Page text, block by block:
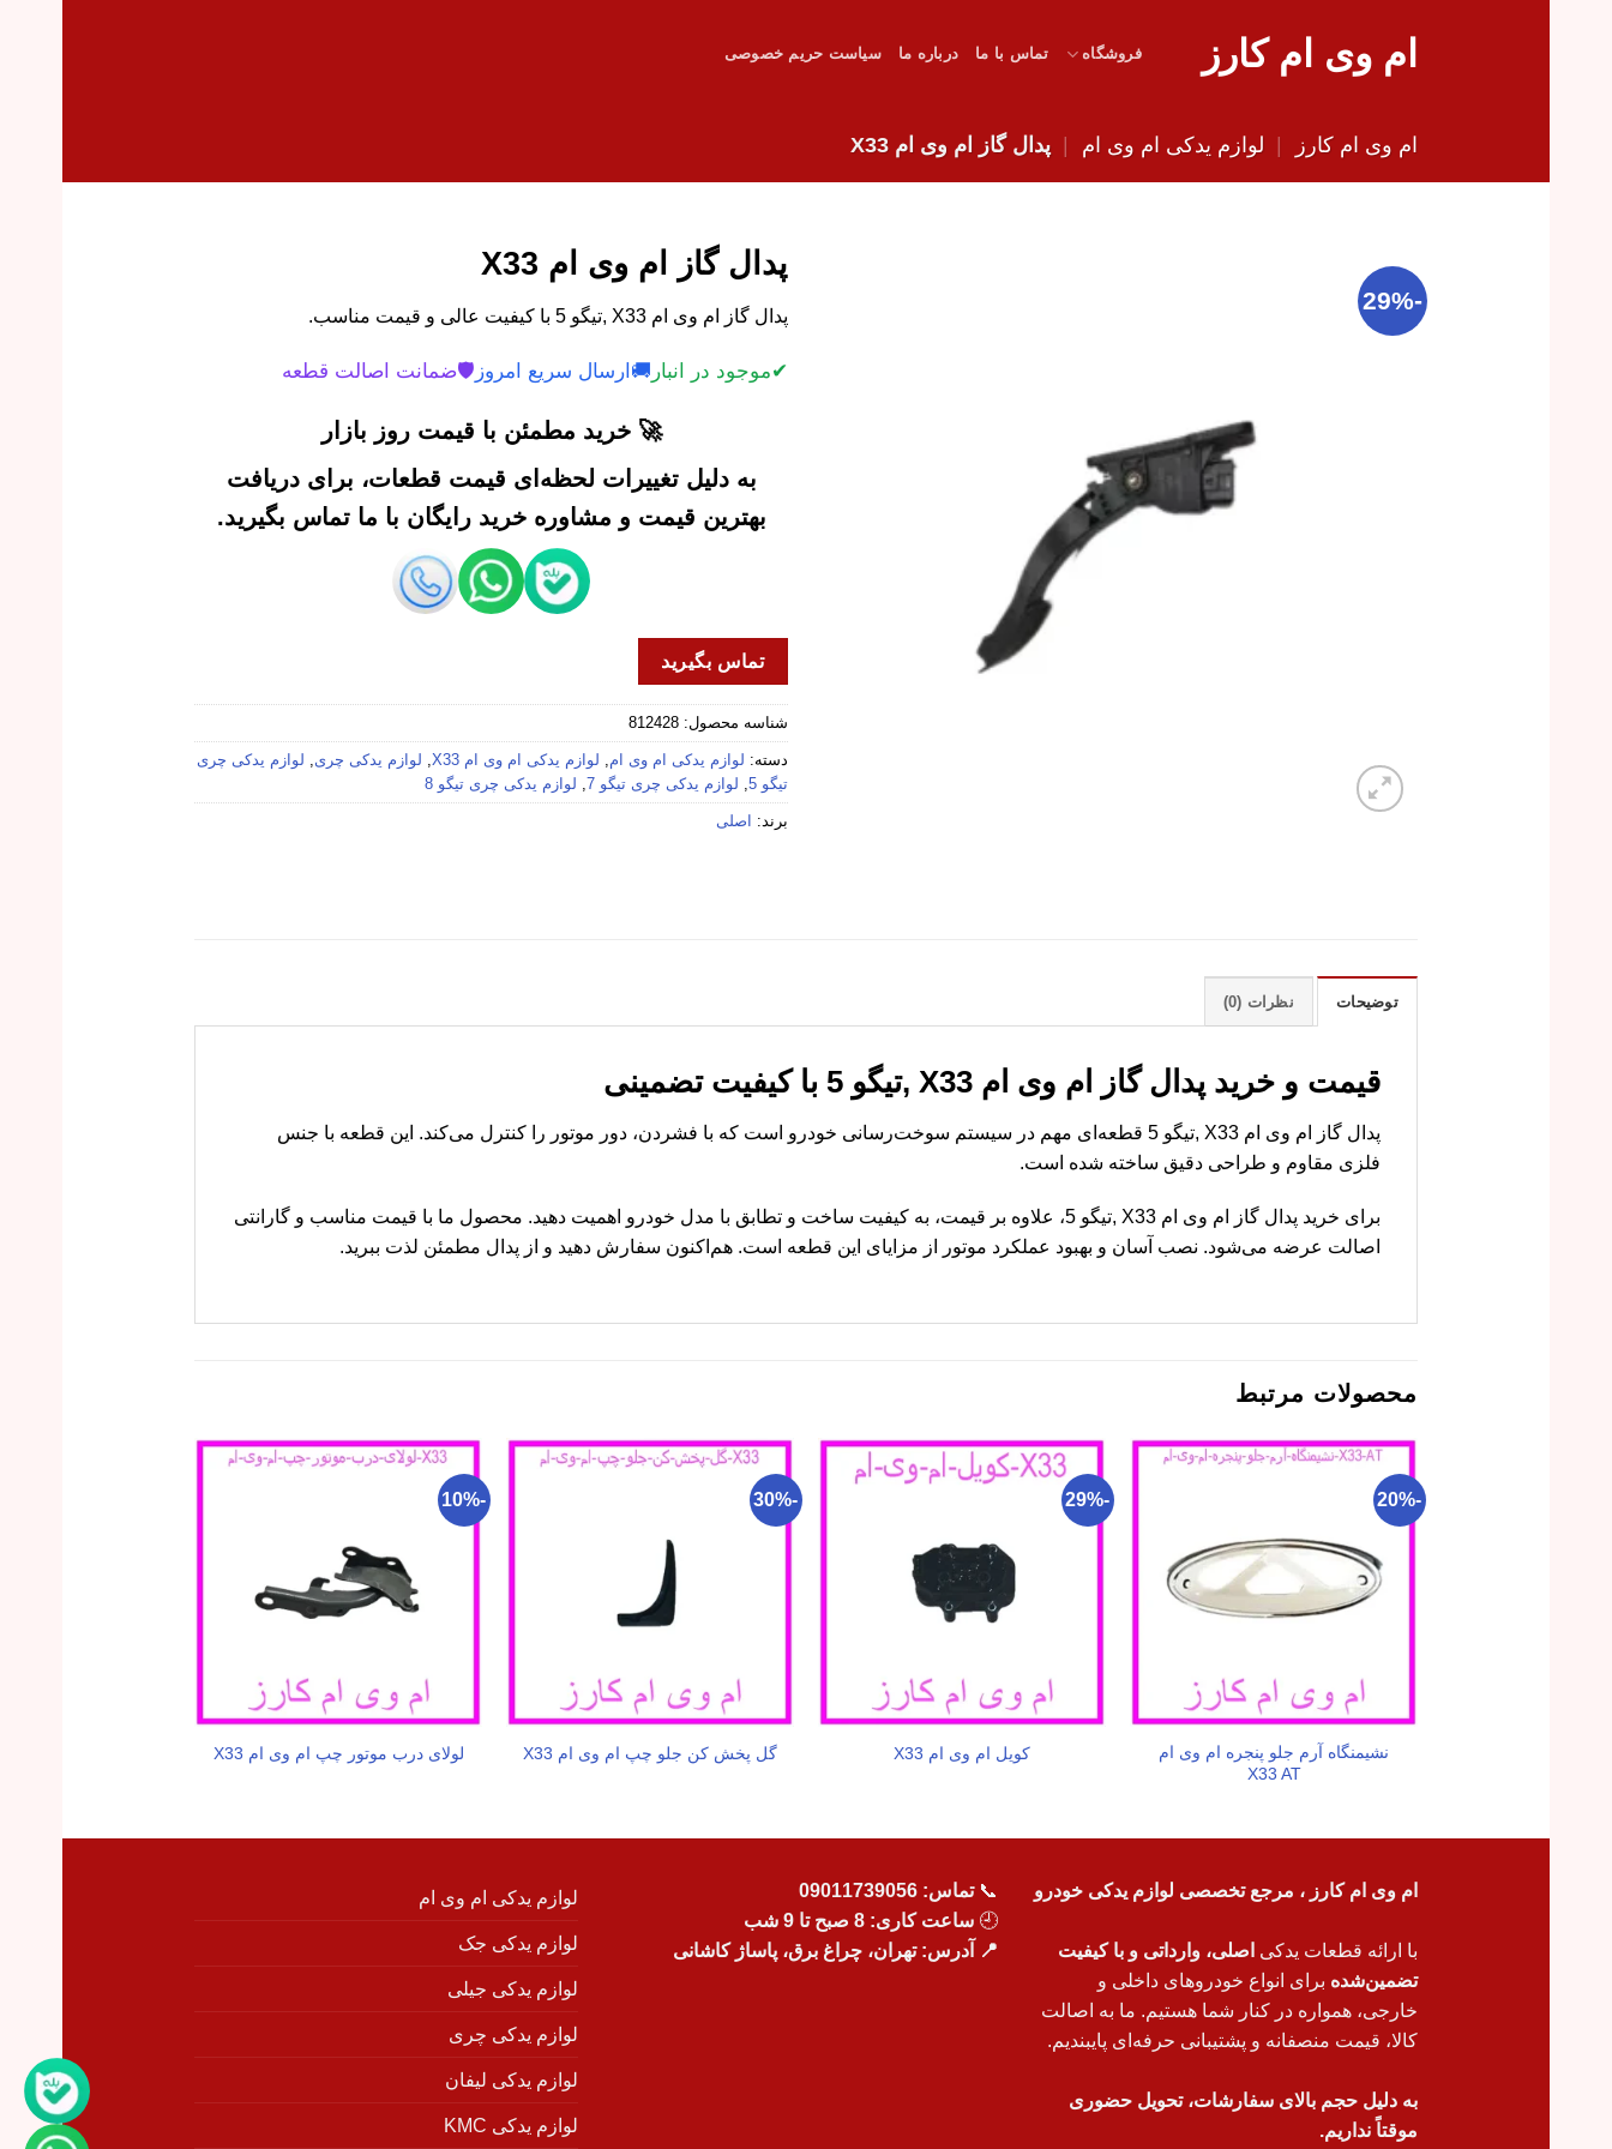
ام وی ام کارز فروشگاه تماس با ما درباره ما سیاست حریم خصوصی
ام وی ام کارز | لوازم یدکی ام وی ام | پدال گاز ام وی ام X33
-29%
پدال گاز ام وی ام X33
پدال گاز ام وی ام X33 ,تیگو 5 با کیفیت عالی و قیمت مناسب.
✔موجود در انبار 🚚 ارسال سریع امروز 🛡️ضمانت اصالت قطعه
🚀 خرید مطمئن با قیمت روز بازار
به دلیل تغییرات لحظه‌ای قیمت قطعات، برای دریافت
بهترین قیمت و مشاوره خرید رایگان با ما تماس بگیرید.
تماس بگیرید
شناسه محصول: 812428
دسته: لوازم یدکی ام وی ام لوازم یدکی ام وی ام X33 لوازم یدکی چری
لوازم یدکی چری
تیگو 5
لوازم یدکی چری تیگو 7 لوازم یدکی چری تیگو 8
برند: اصلی
توضیحات نظرات (0)
قیمت و خرید پدال گاز ام وی ام X33 ,تیگو 5 با کیفیت تضمینی
پدال گاز ام وی ام X33 ,تیگو 5 قطعه‌ای مهم در سیستم سوخت‌رسانی خودرو است که با فشردن، دور موتور را کنترل می‌کند. این قطعه با جنس
فلزی مقاوم و طراحی دقیق ساخته شده است.
برای خرید پدال گاز ام وی ام X33 ,تیگو 5، علاوه بر قیمت، به کیفیت ساخت و تطابق با مدل خودرو اهمیت دهید. محصول ما با قیمت مناسب و گارانتی
اصالت عرضه می‌شود. نصب آسان و بهبود عملکرد موتور از مزایای این قطعه است. هم‌اکنون سفارش دهید و از پدال مطمئن لذت ببرید.
محصولات مرتبط
-20%
نشیمنگاه آرم جلو پنجره ام وی ام
X33 AT
-29%
کویل ام وی ام X33
-30%
گل پخش کن جلو چپ ام وی ام X33
-10%
لولای درب موتور چپ ام وی ام X33
ام وی ام کارز ، مرجع تخصصی لوازم یدکی خودرو
با ارائه قطعات یدکی اصلی، وارداتی و با کیفیت
تضمین‌شده برای انواع خودروهای داخلی و
خارجی، همواره در کنار شما هستیم. ما به اصالت
کالا، قیمت منصفانه و پشتیبانی حرفه‌ای پایبندیم.
به دلیل حجم بالای سفارشات، تحویل حضوری
موقتاً نداریم.
📞تماس: 09011739056
🕘 ساعت کاری: 8 صبح تا 9 شب
📍 آدرس: تهران، چراغ برق، پاساژ کاشانی
لوازم یدکی ام وی ام
لوازم یدکی جک
لوازم یدکی جیلی
لوازم یدکی چری
لوازم یدکی لیفان
لوازم یدکی KMC